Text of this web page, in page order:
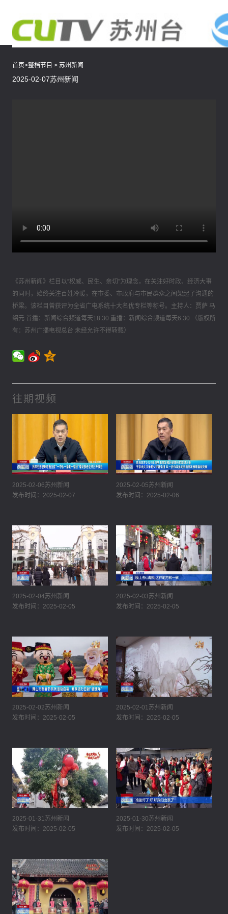
首页>整档节目 > 苏州新闻
2025-02-07苏州新闻
《苏州新闻》栏目以“权威、民生、亲切”为理念，在关注好时政、经济大事
的同时，始终关注百姓冷暖，在市委、市政府与市民群众之间架起了沟通的
桥梁。该栏目曾获评为全省广电系统十大名优专栏等称号。主持人：贾萨 马
绍元 首播：新闻综合频道每天18:30 重播：新闻综合频道每天6:30 （版权所
有：苏州广播电视总台 未经允许不得转载）
往期视频
2025-02-06苏州新闻
发布时间：2025-02-07
2025-02-05苏州新闻
发布时间：2025-02-06
2025-02-04苏州新闻
发布时间：2025-02-05
2025-02-03苏州新闻
发布时间：2025-02-05
2025-02-02苏州新闻
发布时间：2025-02-05
2025-02-01苏州新闻
发布时间：2025-02-05
2025-01-31苏州新闻
发布时间：2025-02-05
2025-01-30苏州新闻
发布时间：2025-02-05